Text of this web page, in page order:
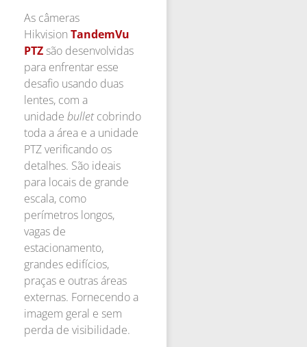
As câmeras
Hikvision TandemVu
PTZ são desenvolvidas
para enfrentar esse
desafio usando duas
lentes, com a
unidade bulletcobrindo
toda a área e a unidade
PTZ verificando os
detalhes. São ideais
para locais de grande
escala, como
perímetros longos,
vagas de
estacionamento,
grandes edifícios,
praças e outras áreas
externas. Fornecendo a
imagem geral e sem
perda de visibilidade.